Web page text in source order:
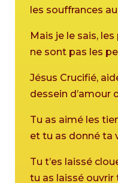
les souffrances
Mais je le sais,
ne sont pas les
Jésus Crucifié,
dessein d’amour
Tu as aimé les
et tu as donné ta
Tu t’es laissé
tu as laissé